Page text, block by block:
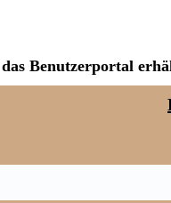
Benutzerportal